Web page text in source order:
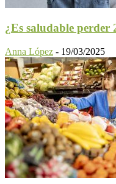
¿Es saludable perder
Anna López - 19/03/2025